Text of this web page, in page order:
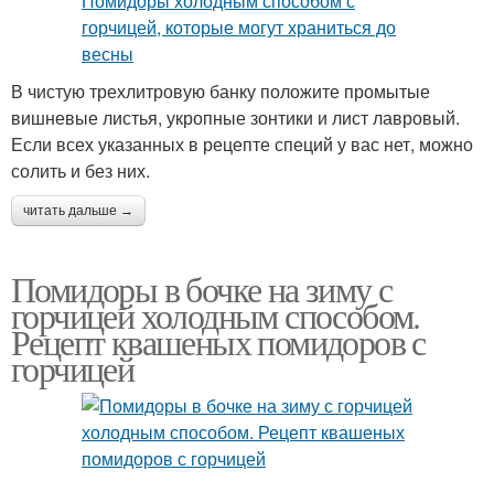
В чистую трехлитровую банку положите промытые
вишневые листья, укропные зонтики и лист лавровый.
Если всех указанных в рецепте специй у вас нет, можно
солить и без них.
читать дальше →
Помидоры в бочке на зиму с
горчицей холодным способом.
Рецепт квашеных помидоров с
горчицей